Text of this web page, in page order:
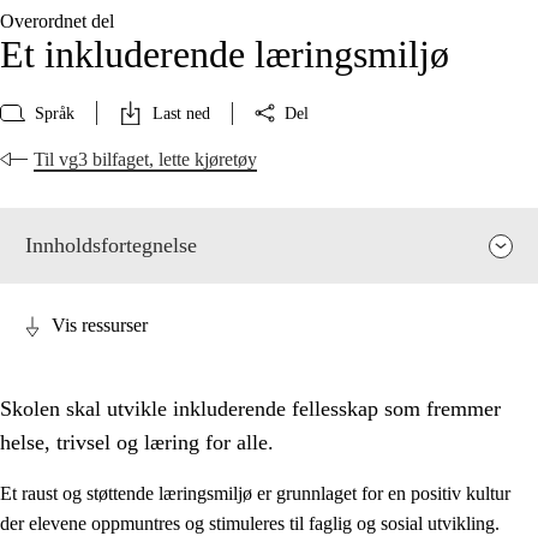
Overordnet del
Et inkluderende læringsmiljø
Språk Last ned Del
Til vg3 bilfaget, lette kjøretøy
Innholdsfortegnelse
Vis ressurser
Skolen skal utvikle inkluderende fellesskap som fremmer
helse, trivsel og læring for alle.
Et raust og støttende læringsmiljø er grunnlaget for en positiv kultur
der elevene oppmuntres og stimuleres til faglig og sosial utvikling.